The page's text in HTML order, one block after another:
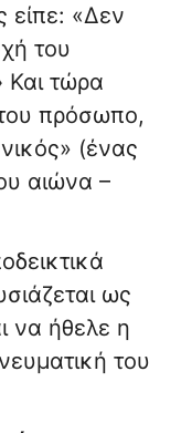
είπε: «Δεν
του
Και τώρα
πρόσωπο,
(ένας
αιώνα –
ως
να ήθελε η
του